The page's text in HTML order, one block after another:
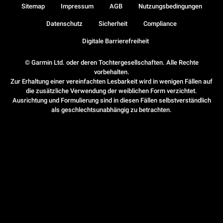
© Garmin Ltd. oder deren Tochtergesellschaften. Alle Rechte
vorbehalten.
Zur Erhaltung einer vereinfachten Lesbarkeit wird in wenigen Fällen auf
die zusätzliche Verwendung der weiblichen Form verzichtet.
Ausrichtung und Formulierung sind in diesen Fällen selbstverständlich
als geschlechtsunabhängig zu betrachten.
Sitemap Impressum AGB Nutzungsbedingungen
Datenschutz Sicherheit Compliance
Digitale Barrierefreiheit